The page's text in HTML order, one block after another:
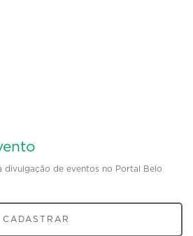
divulgação de eventos no Portal Belo
CADASTRAR